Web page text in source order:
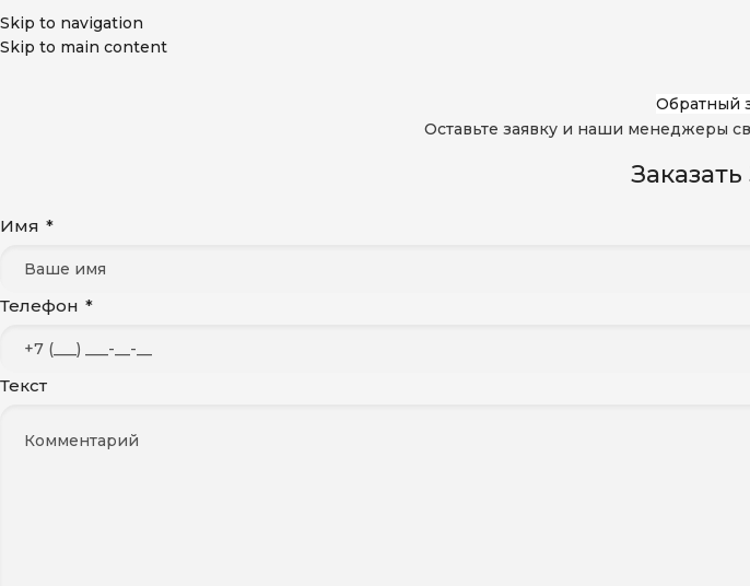
Skip to navigation
Skip to main content
Обратный
Оставьте заявку и наши менеджеры
Имя *
Телефон *
Текст